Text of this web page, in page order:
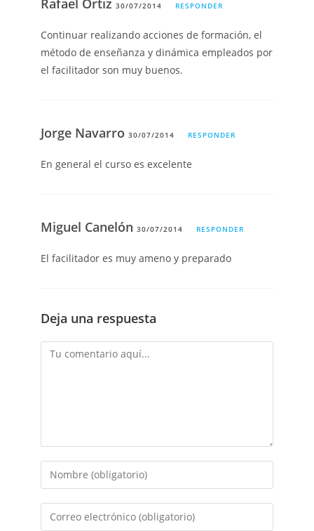
Rafael Ortiz30/07/2014 RESPONDER
Continuar realizando acciones de formación, el
método de enseñanza y dinámica empleados por
el facilitador son muy buenos.
Jorge Navarro30/07/2014 RESPONDER
En general el curso es excelente
Miguel Canelón30/07/2014 RESPONDER
El facilitador es muy ameno y preparado
Deja una respuesta